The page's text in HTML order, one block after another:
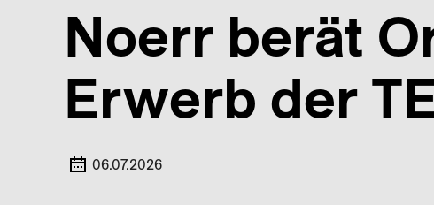
Noerr berät
Erwerb der
06.07.2026